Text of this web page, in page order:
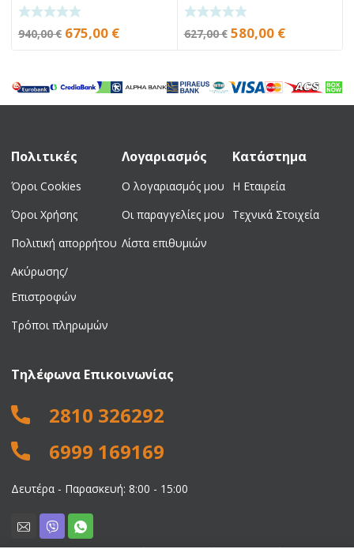
940,00€ Original
940,00 €.
675,00 €Current
675,00 €.
627,00€ Original
627,00 €.
580,00 €Current
580,00 €.
Πολιτικές
Όροι Cookies
Όροι Χρήσης
Πολιτική απορρήτου
Ακύρωσης/
Επιστροφών
Τρόποι πληρωμών
Λογαριασμός
Ο λογαριασμός μου
Οι παραγγελίες μου
Λίστα επιθυμιών
Κατάστημα
Η Εταιρεία
Τεχνικά Στοιχεία
Τηλέφωνα Επικοινωνίας
2810 326292
6999 169169
Δευτέρα - Παρασκευή: 8:00 - 15:00